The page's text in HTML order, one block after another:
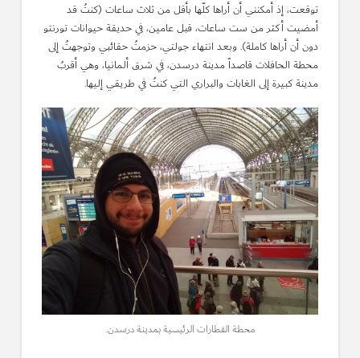
توقعت، إذ أمكنني أن أراها كلّها بأقل من ثلاث ساعات (كنتُ قد
أمضيت أكثر من ست ساعات، قبل عامين، في حديقة حيوانات تورنتو
دون أن أراها كاملة). وبعد انتهاء جولتي، حزمتُ حقائبي وتوجهتُ إلى
محطة الحافلات قاصداً مدينة درسدن، في شرق ألمانيا، وهي أقربُ
مدينة كبيرة إلى الغابات والبراري التي كنتُ في طريقي إليها.
محطة القطارات الرئيسية بمدينة درسدن.